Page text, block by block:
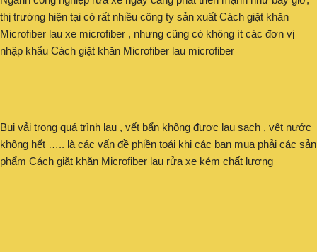
thị trường hiện tại có rất nhiều công ty sản xuất Cách giặt khăn
Microfiber lau xe microfiber , nhưng cũng có không ít các đơn vị
nhập khẩu Cách giặt khăn Microfiber lau microfiber
Bụi vải trong quá trình lau , vết bẩn không được lau sạch , vệt nước
không hết ….. là các vấn đề phiền toái khi các bạn mua phải các sản
phẩm Cách giặt khăn Microfiber lau rửa xe kém chất lượng